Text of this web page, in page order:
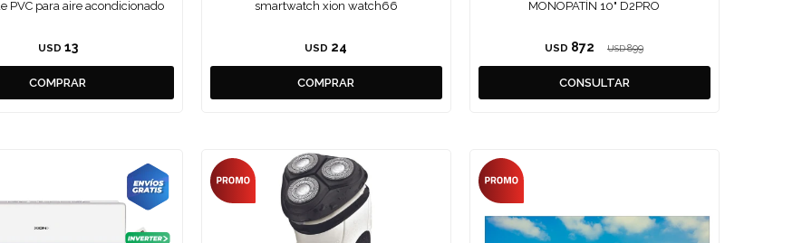
PVC para aire acondicionado
USD 13
smartwatch xion watch66
USD 24
MONOPATÍN 10" D2PRO
USD 872 USD 899